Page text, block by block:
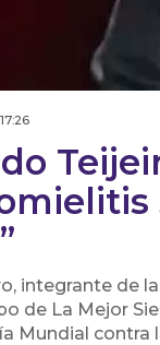
integrante de
de La Mejor
Mundial